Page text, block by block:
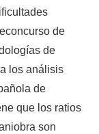
de
de
los análisis
de
que los ratios
son